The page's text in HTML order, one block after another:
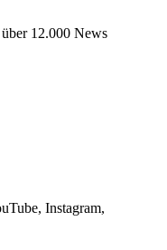
12.000 News
Instagram,